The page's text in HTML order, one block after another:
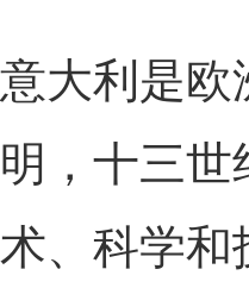
意大利是欧
明，十三
术、科学和